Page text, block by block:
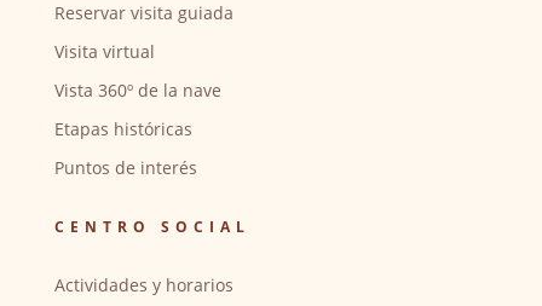
Reservar visita guiada
Visita virtual
Vista 360º de la nave
Etapas históricas
Puntos de interés
CENTRO SOCIAL
Actividades y horarios